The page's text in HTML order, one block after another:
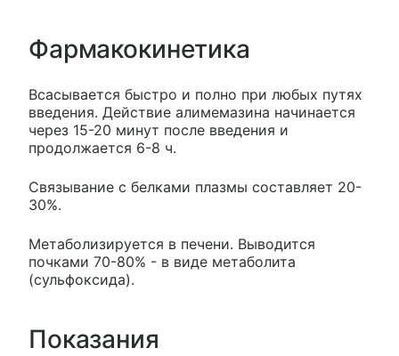
Фармакокинетика
Всасывается быстро и полно при любых путях
введения. Действие алимемазина начинается
через 15-20 минут после введения и
продолжается 6-8 ч.
Связывание с белками плазмы составляет 20-
30%.
Метаболизируется в печени. Выводится
почками 70-80% - в виде метаболита
(сульфоксида).
Показания